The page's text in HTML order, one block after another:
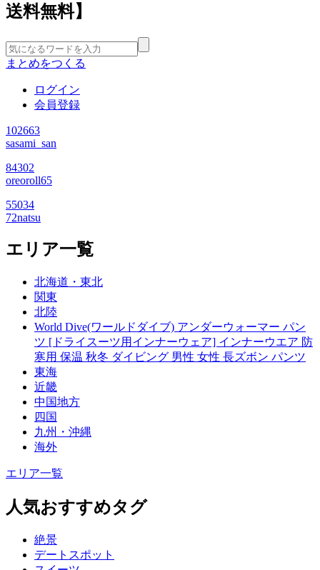
送料無料】
まとめをつくる
ログイン
会員登録
102663
sasami_san
84302
oreoroll65
55034
72natsu
エリア一覧
北海道・東北
関東
北陸
World Dive(ワールドダイブ) アンダーウォーマー パン
ツ [ドライスーツ用インナーウェア] インナーウエア 防
寒用 保温 秋冬 ダイビング 男性 女性 長ズボン パンツ
東海
近畿
中国地方
四国
九州・沖縄
海外
エリア一覧
人気おすすめタグ
絶景
デートスポット